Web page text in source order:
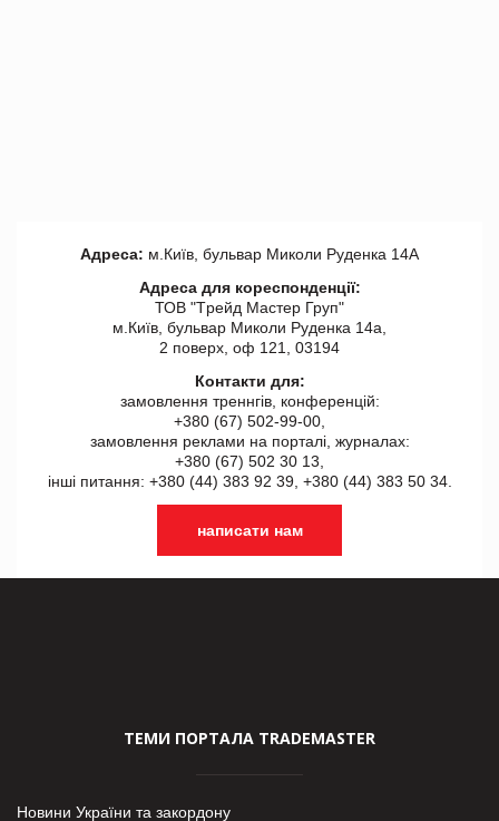
Адреса: м.Київ, бульвар Миколи Руденка 14А
Адреса для кореспонденції:
ТОВ "Tрейд Мастер Груп"
м.Київ, бульвар Миколи Руденка 14а,
2 поверх, оф 121, 03194
Контакти для:
замовлення треннгів, конференцій:
+380 (67) 502-99-00,
замовлення реклами на порталі, журналах:
+380 (67) 502 30 13,
інші питання: +380 (44) 383 92 39, +380 (44) 383 50 34.
написати нам
ТЕМИ ПОРТАЛА TRADEMASTER
Новини України та закордону